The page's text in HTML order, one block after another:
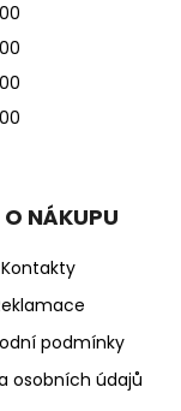
O NÁKUPU
Kontakty
podmínky
osobních údajů